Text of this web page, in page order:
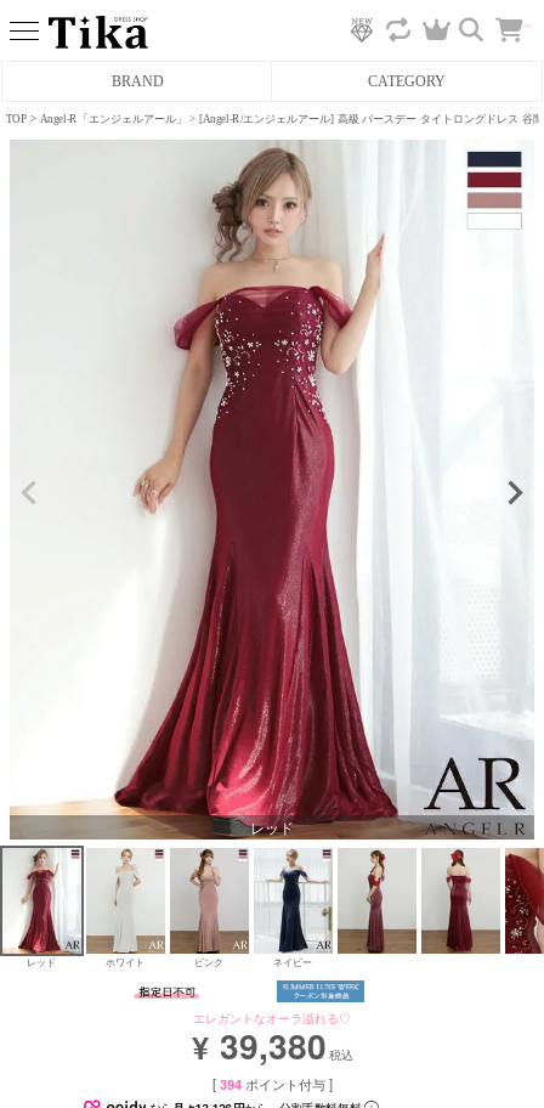
BRAND CATEGORY
タイトロングドレス
へ
TOP Angel-R「エンジェルアール」 [Angel-R/エンジェルアール] 高級 バースデー タイトロングドレス
レッド
レッド ホワイト ピンク ネイビー
エレガントなオーラ溢れる♡
¥ 39,380 税込
[ 394 ポイント付与 ]